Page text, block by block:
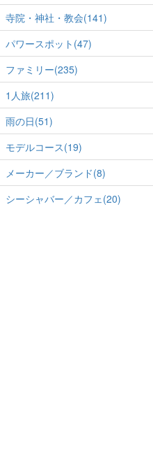
寺院・神社・教会(141)
パワースポット(47)
ファミリー(235)
1人旅(211)
雨の日(51)
モデルコース(19)
メーカー／ブランド(8)
シーシャバー／カフェ(20)